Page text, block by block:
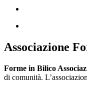
Associazione
Forme in Bilico
di comunità.